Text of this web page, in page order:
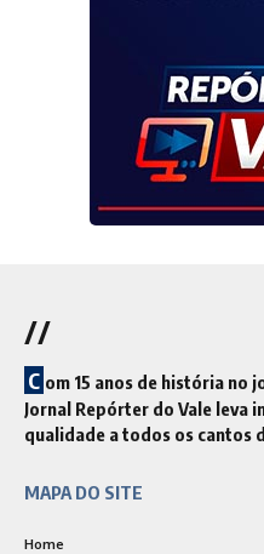
//
C om 15 anos de história no
Jornal Repórter do Vale leva
qualidade a todos os cantos
MAPA DO SITE
Home